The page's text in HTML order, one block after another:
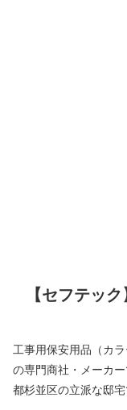
【セフテッ
工事用保安用品（カ
の専門商社・メーカ
都杉並区の立派な邸宅